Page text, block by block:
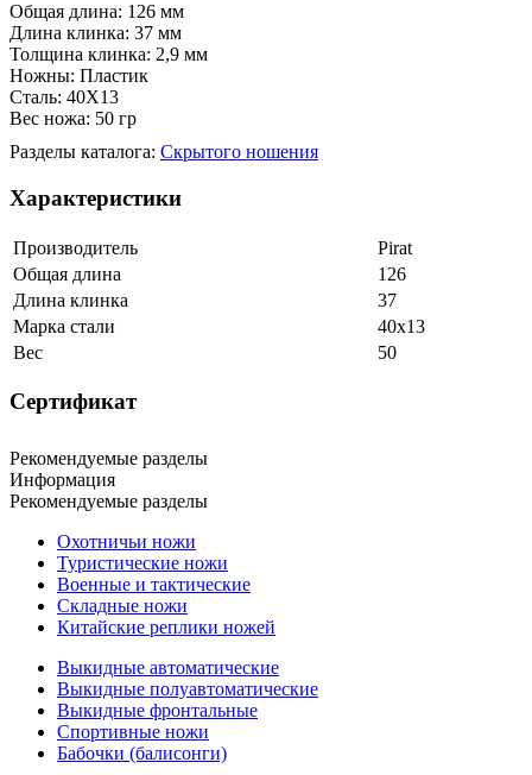
Общая длина: 126 мм
Длина клинка: 37 мм
Толщина клинка: 2,9 мм
Ножны: Пластик
Сталь: 40Х13
Вес ножа: 50 гр
Разделы каталога: Скрытого ношения
Характеристики
Производитель
Pirat
Общая длина
126
Длина клинка
37
Марка стали
40х13
Вес
50
Сертификат
Рекомендуемые разделы
Информация
Рекомендуемые разделы
Охотничьи ножи
Туристические ножи
Военные и тактические
Складные ножи
Китайские реплики ножей
Выкидные автоматические
Выкидные полуавтоматические
Выкидные фронтальные
Спортивные ножи
Бабочки (балисонги)